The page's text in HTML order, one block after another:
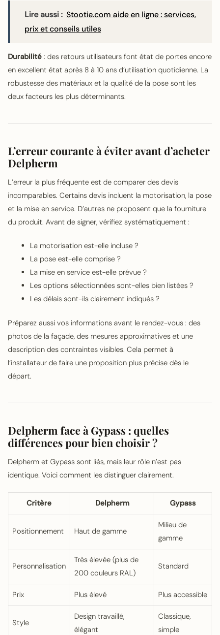
Lire aussi : Stootie.com aide en ligne : services,
prix et conseils utiles
Durabilité : des retours utilisateurs font état de portes encore
en excellent état après 8 à 10 ans d’utilisation quotidienne. La
robustesse des matériaux et la qualité de la pose sont les
deux facteurs les plus déterminants.
L’erreur courante à éviter avant d’acheter
Delpherm
L’erreur la plus fréquente est de comparer des devis
incomparables. Certains devis incluent la motorisation, la pose
et la mise en service. D’autres ne proposent que la fourniture
du produit. Avant de signer, vérifiez systématiquement :
La motorisation est-elle incluse ?
La pose est-elle comprise ?
La mise en service est-elle prévue ?
Les options sélectionnées sont-elles bien listées ?
Les délais sont-ils clairement indiqués ?
Préparez aussi vos informations avant le rendez-vous : des
photos de la façade, des mesures approximatives et une
description des contraintes visibles. Cela permet à
l’installateur de faire une proposition plus précise dès le
départ.
Delpherm face à Gypass : quelles
différences pour bien choisir ?
Delpherm et Gypass sont liés, mais leur rôle n’est pas
identique. Voici comment les distinguer clairement.
Critère Delpherm Gypass
Positionnement Haut de gamme
Milieu de
gamme
Personnalisation
Très élevée (plus de
200 couleurs RAL)
Standard
Prix Plus élevé Plus accessible
Style
Design travaillé,
élégant
Classique,
simple